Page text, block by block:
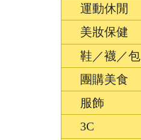
運動休閒
美妝保健
鞋／襪／包
團購美食
服飾
3C